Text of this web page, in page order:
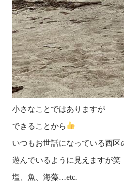
小さなことではありますが
できることから
いつもお世話になっている西区
遊んでいるように見えますが笑
塩、魚、海藻…etc.